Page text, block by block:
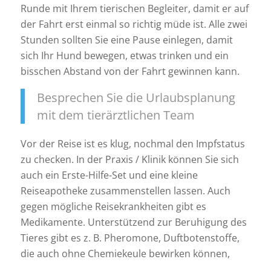
Runde mit Ihrem tierischen Begleiter, damit er auf
der Fahrt erst einmal so richtig müde ist. Alle zwei
Stunden sollten Sie eine Pause einlegen, damit
sich Ihr Hund bewegen, etwas trinken und ein
bisschen Abstand von der Fahrt gewinnen kann.
Besprechen Sie die Urlaubsplanung
mit dem tierärztlichen Team
Vor der Reise ist es klug, nochmal den Impfstatus
zu checken. In der Praxis / Klinik können Sie sich
auch ein Erste-Hilfe-Set und eine kleine
Reiseapotheke zusammenstellen lassen. Auch
gegen mögliche Reisekrankheiten gibt es
Medikamente. Unterstützend zur Beruhigung des
Tieres gibt es z. B. Pheromone, Duftbotenstoffe,
die auch ohne Chemiekeule bewirken können,